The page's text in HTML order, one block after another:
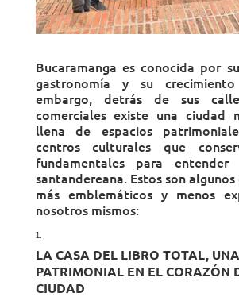
Bucaramanga es conocida por
gastronomía y su
embargo, detrás de sus
comerciales existe una ciudad
llena de espacios
centros culturales que
fundamentales para
santandereana. Estos son
más emblemáticos y menos
nosotros mismos:
LA CASA DEL LIBRO TOTAL,
PATRIMONIAL EN EL CORAZÓN
CIUDAD